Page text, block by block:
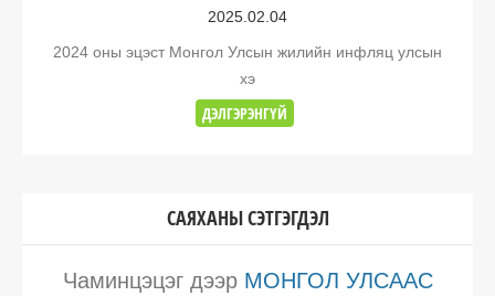
2025.02.04
2024 оны эцэст Монгол Улсын жилийн инфляц улсын
хэ
ДЭЛГЭРЭНГҮЙ
САЯХАНЫ СЭТГЭГДЭЛ
Чаминцэцэгдээр МОНГОЛ УЛСААС